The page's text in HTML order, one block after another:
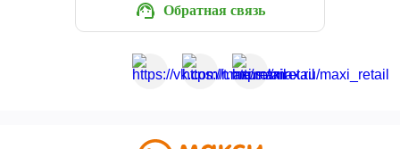
Обратная связь